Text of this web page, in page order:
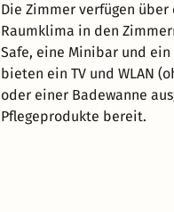
Die Zimmer verfügen
Raumklima in den
Safe, eine Minibar und
bieten ein TV und WLAN
oder einer Badewanne
Pflegeprodukte bereit.